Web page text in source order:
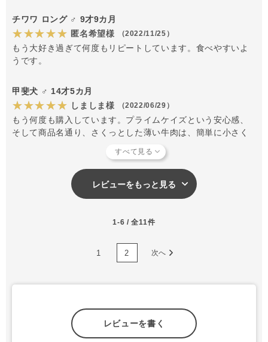
チワワ ロング ♂ 9才9カ月
★★★★★ 匿名希望様 （2022/11/25）
もう大好き過ぎて何度もリピートしています。食べやすいよ
うです。
甲斐犬 ♂ 14才5カ月
★★★★★ しましま様 （2022/06/29）
もう何度も購入しています。プライムケイズという安心感、
そして商品名通り、さくっとした薄い牛肉は、簡単に小さく
も食べやすいです。大好きらしいです。ぱくぱく喜んで食べ
レビューをもっと見る
1-6 / 全11件
1 2 次へ
レビューを書く